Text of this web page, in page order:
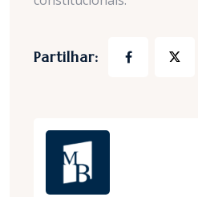
Partilhar: